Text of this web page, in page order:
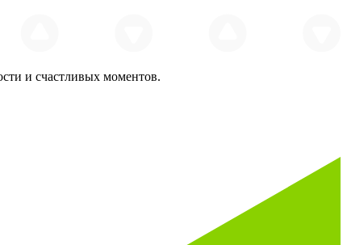
и счастливых моментов.